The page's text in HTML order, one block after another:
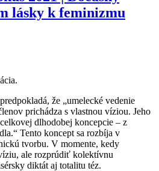
lásky k feminizmu
že „umelecké vedenie
prichádza s vlastnou víziou. Jeho
dlhodobej koncepcie – z
Tento koncept sa rozbíja v
tvorbu. V momente, kedy
ale rozprúdiť kolektívnu
diktát aj totalitu téz.